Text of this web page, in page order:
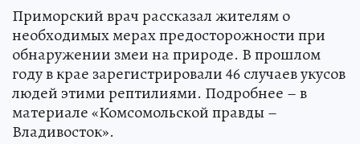
Приморский врач рассказал жителям о
необходимых мерах предосторожности при
обнаружении змеи на природе. В прошлом
году в крае зарегистрировали 46 случаев укусов
людей этими рептилиями. Подробнее – в
материале «Комсомольской правды –
Владивосток».